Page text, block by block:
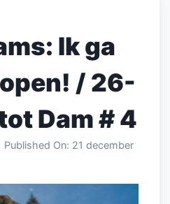
Ik ga
/ 26-
Dam # 4
Published On: 21 december